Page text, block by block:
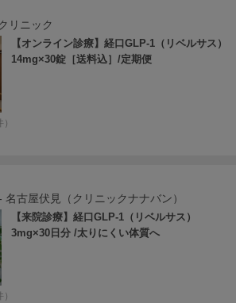
リニック
【オンライン診療】経口GLP-1（リベルサス）
14mg×30錠［送料込］/定期便
古屋伏見（クリニックナナバン）
【来院診療】経口GLP-1（リベルサス）
3mg×30日分 /太りにくい体質へ